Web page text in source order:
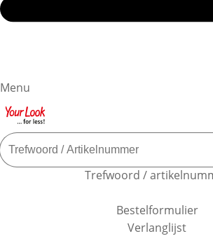
Menu
Trefwoord /
Bestelformulier
Verlanglijst